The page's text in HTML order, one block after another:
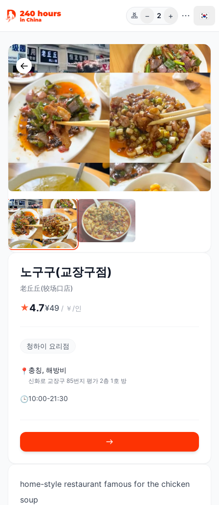
인원
− 2 + 🇰🇷
←
노구구(교장구점)
老丘丘(较场口店)
★4.7¥49 / ￥/인
청하이 요리점
📍 충칭, 해방비
신화로 교장구 85번지 평가 2층 1호 방
🕒10:00-21:30
home-style restaurant famous for the chicken
soup